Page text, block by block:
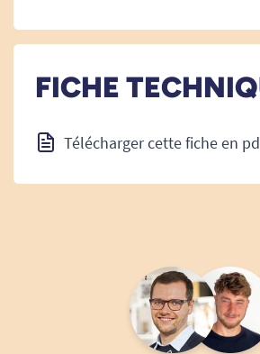
FICHE
Télécharger cette fiche en